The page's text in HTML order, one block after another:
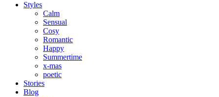
Styles
Calm
Sensual
Cosy
Romantic
Happy
Summertime
x-mas
poetic
Stories
Blog